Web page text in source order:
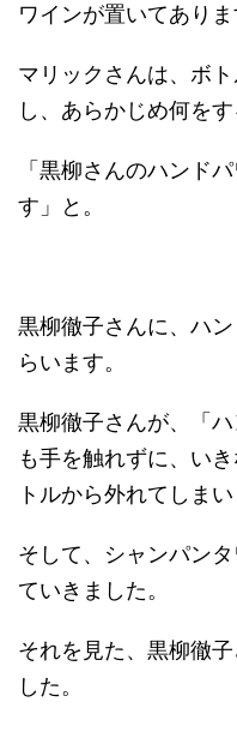
ワインが置いてありま
マリックさんは、ボ
し、あらかじめ何をす
「黒柳さんのハンド
す」と。
黒柳徹子さんに、ハ
らいます。
黒柳徹子さんが、「
も手を触れずに、い
トルから外れてしまい
そして、シャンパン
ていきました。
それを見た、黒柳徹
した。